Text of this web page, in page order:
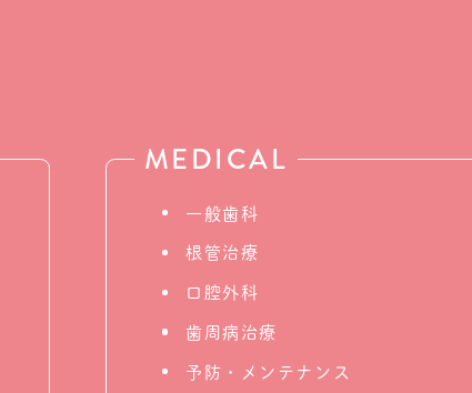
MEDICAL
一般歯科
根管治療
口腔外科
歯周病治療
予防・メンテナンス